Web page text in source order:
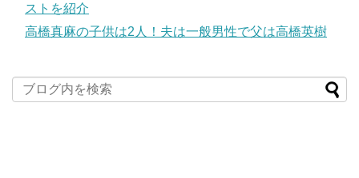
ストを紹介
高橋真麻の子供は2人！夫は一般男性で父は高橋英樹